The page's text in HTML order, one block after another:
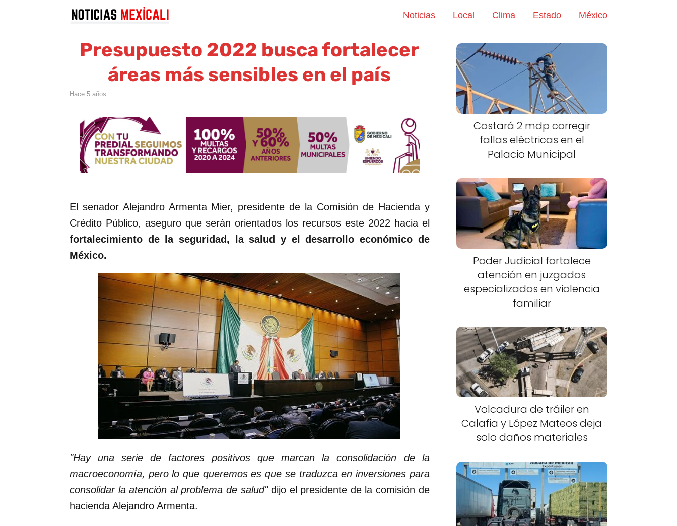
Noticias Local Clima Estado México
Presupuesto 2022 busca fortalecer
áreas más sensibles en el país
hace 5 años
El senador Alejandro Armenta Mier, presidente de la Comisión de Hacienda y
Crédito Público, aseguro que serán orientados los recursos este 2022 hacia el
fortalecimiento de la seguridad, la salud y el desarrollo económico de
México.
"Hay una serie de factores positivos que marcan la consolidación de la
macroeconomía, pero lo que queremos es que se traduzca en inversiones para
consolidar la atención al problema de salud"dijo el presidente de la comisión de
hacienda Alejandro Armenta.
Costará 2 mdp corregir
fallas eléctricas en el
Palacio Municipal
Poder Judicial fortalece
atención en juzgados
especializados en violencia
familiar
Volcadura de tráiler en
Calafia y López Mateos deja
solo daños materiales